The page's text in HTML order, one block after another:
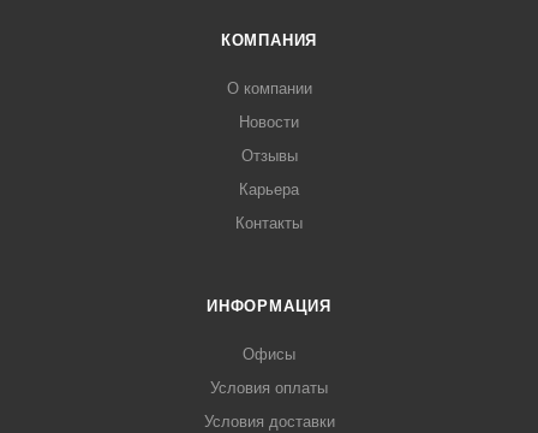
КОМПАНИЯ
О компании
Новости
Отзывы
Карьера
Контакты
ИНФОРМАЦИЯ
Офисы
Условия оплаты
Условия доставки